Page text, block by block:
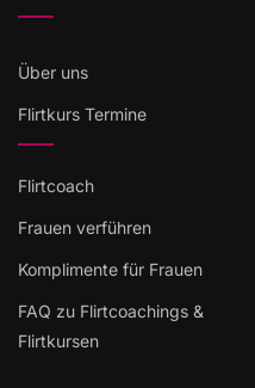
Über uns
Flirtkurs Termine
Flirtcoach
Frauen verführen
Komplimente für Frauen
FAQ zu Flirtcoachings &
Flirtkursen